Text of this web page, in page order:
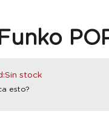
stock
esto?